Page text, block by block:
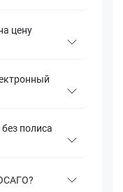
цену
полиса